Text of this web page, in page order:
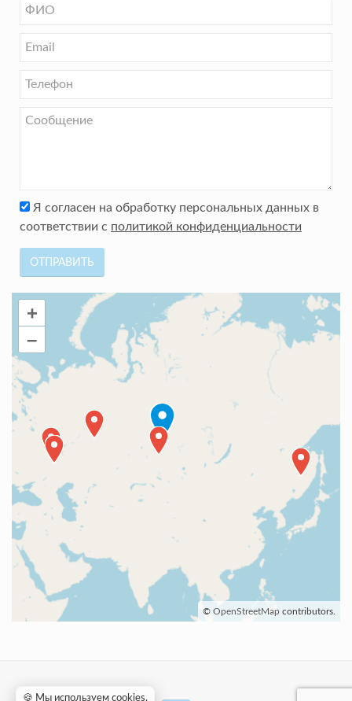
Я согласен на обработку персональных данных в
соответствии с политикой конфиденциальности
ОТПРАВИТЬ
+
–
© OpenStreetMap contributors.
🍪 Мы используем cookies.